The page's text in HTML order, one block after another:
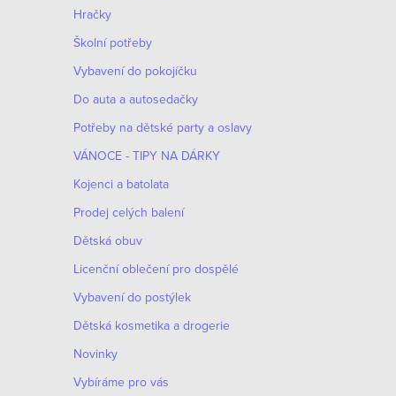
n
n
í
p
a
n
e
l
Hračky
Školní potřeby
Vybavení do pokojíčku
Do auta a autosedačky
Potřeby na dětské party a oslavy
VÁNOCE - TIPY NA DÁRKY
Kojenci a batolata
Prodej celých balení
Dětská obuv
Licenční oblečení pro dospělé
Vybavení do postýlek
Dětská kosmetika a drogerie
Novinky
Vybíráme pro vás